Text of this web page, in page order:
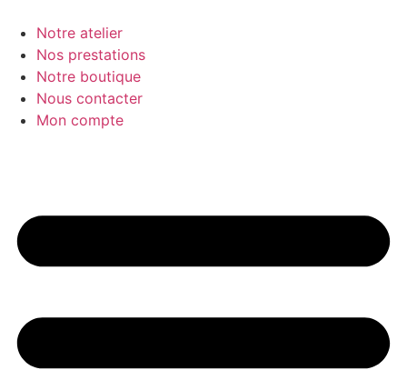
contenu
Notre atelier
Nos prestations
Notre boutique
Nous contacter
Mon compte